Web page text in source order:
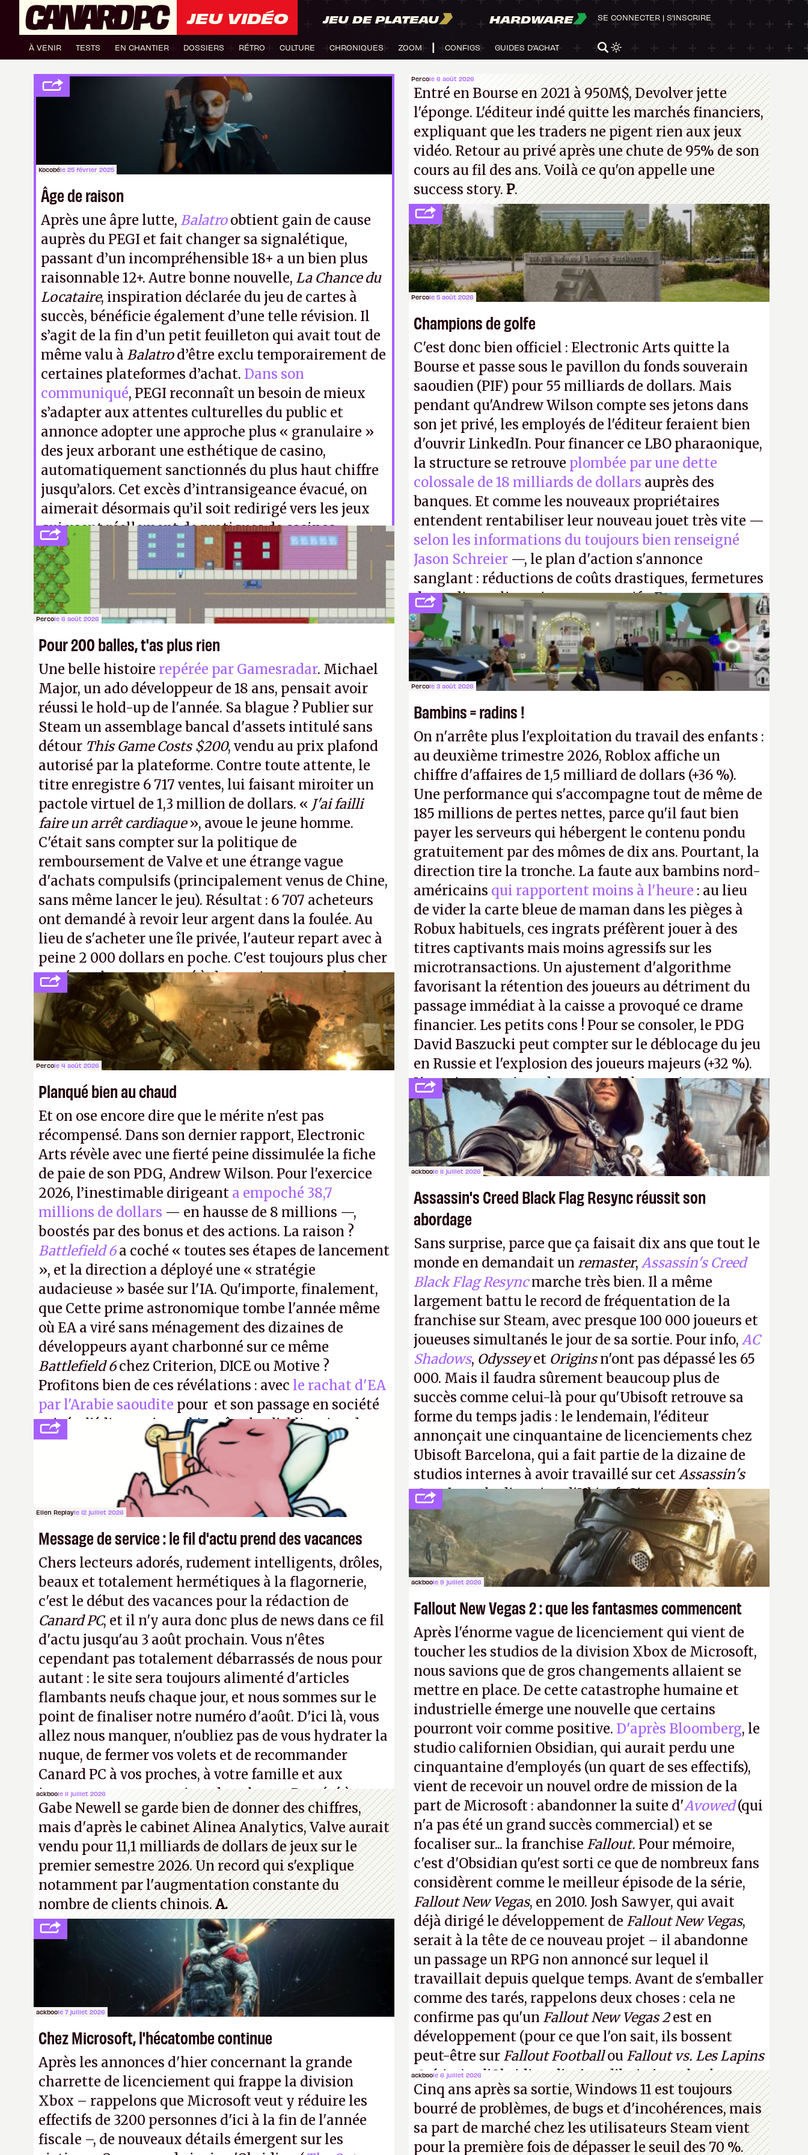
JEU VIDÉO JEU DE PLATEAU HARDWARE
À VENIR TESTS EN CHANTIER DOSSIERS RÉTRO CULTURE CHRONIQUES ZOOM CONFIGS GUIDES D'ACHAT
SE CONNECTER | S'INSCRIRE
Kocobéle 25 février 2025
Âge de raison
Après une âpre lutte, Balatroobtient gain de cause
auprès du PEGI et fait changer sa signalétique,
passant d’un incompréhensible 18+ a un bien plus
raisonnable 12+. Autre bonne nouvelle, La Chance du
Locataire, inspiration déclarée du jeu de cartes à
succès, bénéficie également d’une telle révision. Il
s’agit de la fin d’un petit feuilleton qui avait tout de
même valu à Balatrod’être exclu temporairement de
certaines plateformes d’achat. Dans son
communiqué, PEGI reconnaît un besoin de mieux
s’adapter aux attentes culturelles du public et
annonce adopter une approche plus « granulaire »
des jeux arborant une esthétique de casino,
automatiquement sanctionnés du plus haut chiffre
jusqu’alors. Cet excès d’intransigeance évacué, on
aimerait désormais qu’il soit redirigé vers les jeux
qui usent réellement de pratiques de casinos,
comme, à tout hasard, EA Sports FC (PEGI 3+).K.
Percole 6 août 2026
Entré en Bourse en 2021 à 950M$, Devolver jette
l'éponge. L'éditeur indé quitte les marchés financiers,
expliquant que les traders ne pigent rien aux jeux
vidéo. Retour au privé après une chute de 95% de son
cours au fil des ans. Voilà ce qu'on appelle une
success story.P.
Percole 6 août 2026
Pour 200 balles, t'as plus rien
Une belle histoire repérée par Gamesradar. Michael
Major, un ado développeur de 18 ans, pensait avoir
réussi le hold-up de l'année. Sa blague ? Publier sur
Steam un assemblage bancal d'assets intitulé sans
détour This Game Costs $200, vendu au prix plafond
autorisé par la plateforme. Contre toute attente, le
titre enregistre 6 717 ventes, lui faisant miroiter un
pactole virtuel de 1,3 million de dollars. « J'ai failli
faire un arrêt cardiaque», avoue le jeune homme.
C'était sans compter sur la politique de
remboursement de Valve et une étrange vague
d'achats compulsifs (principalement venus de Chine,
sans même lancer le jeu). Résultat : 6 707 acheteurs
ont demandé à revoir leur argent dans la foulée. Au
lieu de s'acheter une île privée, l'auteur repart avec à
peine 2 000 dollars en poche. C'est toujours plus cher
payé que le temps passé à dev, mais ça apprendra aux
petits malins qu'on ne braque pas Gabe Newell aussi
facilement.P.
Percole 5 août 2026
Champions de golfe
C'est donc bien officiel : Electronic Arts quitte la
Bourse et passe sous le pavillon du fonds souverain
saoudien (PIF) pour 55 milliards de dollars. Mais
pendant qu'Andrew Wilson compte ses jetons dans
son jet privé, les employés de l'éditeur feraient bien
d'ouvrir LinkedIn. Pour financer ce LBO pharaonique,
la structure se retrouve plombée par une dette
colossale de 18 milliards de dollars auprès des
banques. Et comme les nouveaux propriétaires
entendent rentabiliser leur nouveau jouet très vite —
selon les informations du toujours bien renseigné
Jason Schreier —, le plan d'action s'annonce
sanglant : réductions de coûts drastiques, fermetures
de studios et licenciements massifs. En gros, essorer
FCet Battlefield, puis virer le reste.P.
Percole 4 août 2026
Planqué bien au chaud
Et on ose encore dire que le mérite n'est pas
récompensé. Dans son dernier rapport, Electronic
Arts révèle avec une fierté peine dissimulée la fiche
de paie de son PDG, Andrew Wilson. Pour l'exercice
2026, l’inestimable dirigeant a empoché 38,7
millions de dollars — en hausse de 8 millions —,
boostés par des bonus et des actions. La raison ?
Battlefield 6a coché « toutes ses étapes de lancement
», et la direction a déployé une « stratégie
audacieuse » basée sur l'IA. Qu'importe, finalement,
que Cette prime astronomique tombe l'année même
où EA a viré sans ménagement des dizaines de
développeurs ayant charbonné sur ce même
Battlefield 6chez Criterion, DICE ou Motive ?
Profitons bien de ces révélations : avec le rachat d'EA
par l'Arabie saoudite pour et son passage en société
privée, l'éditeur n'aura bientôt plus l'obligation de
publier ses bilans. Encore une victoire pour la
Percole 3 août 2026
Bambins = radins !
On n'arrête plus l'exploitation du travail des enfants :
au deuxième trimestre 2026, Roblox affiche un
chiffre d'affaires de 1,5 milliard de dollars (+36 %).
Une performance qui s'accompagne tout de même de
185 millions de pertes nettes, parce qu'il faut bien
payer les serveurs qui hébergent le contenu pondu
gratuitement par des mômes de dix ans. Pourtant, la
direction tire la tronche. La faute aux bambins nord-
américains qui rapportent moins à l'heure : au lieu
de vider la carte bleue de maman dans les pièges à
Robux habituels, ces ingrats préfèrent jouer à des
titres captivants mais moins agressifs sur les
microtransactions. Un ajustement d'algorithme
favorisant la rétention des joueurs au détriment du
passage immédiat à la caisse a provoqué ce drame
financier. Les petits cons ! Pour se consoler, le PDG
David Baszucki peut compter sur le déblocage du jeu
en Russie et l'explosion des joueurs majeurs (+32 %).
L'avenir appartient donc aux adultes, qui ne sont
jamais que des enfants avec du pouvoir d'achat.P.
Ellen Replayle 12 juillet 2026
Message de service : le fil d'actu prend des vacances
Chers lecteurs adorés, rudement intelligents, drôles,
beaux et totalement hermétiques à la flagornerie,
c'est le début des vacances pour la rédaction de
Canard PC, et il n'y aura donc plus de news dans ce fil
d'actu jusqu'au 3 août prochain. Vous n'êtes
cependant pas totalement débarrassés de nous pour
autant : le site sera toujours alimenté d'articles
flambants neufs chaque jour, et nous sommes sur le
point de finaliser notre numéro d'août. D'ici là, vous
allez nous manquer, n'oubliez pas de vous hydrater la
nuque, de fermer vos volets et de recommander
Canard PC à vos proches, à votre famille et aux
inconnus que vous croisez dans la rue. Bon été à tous
! –ER.
ackboole 11 juillet 2026
Assassin's Creed Black Flag Resync réussit son
abordage
Sans surprise, parce que ça faisait dix ans que tout le
monde en demandait un remaster, Assassin's Creed
Black Flag Resyncmarche très bien. Il a même
largement battu le record de fréquentation de la
franchise sur Steam, avec presque 100 000 joueurs et
joueuses simultanés le jour de sa sortie. Pour info, AC
Shadows, Odysseyet Originsn'ont pas dépassé les 65
000. Mais il faudra sûrement beaucoup plus de
succès comme celui-là pour qu'Ubisoft retrouve sa
forme du temps jadis : le lendemain, l'éditeur
annonçait une cinquantaine de licenciements chez
Ubisoft Barcelona, qui a fait partie de la dizaine de
studios internes à avoir travaillé sur cetAssassin's
Creedsous la direction d'Ubisoft Singapour.A.
ackboole 11 juillet 2026
Gabe Newell se garde bien de donner des chiffres,
mais d'après le cabinet Alinea Analytics, Valve aurait
vendu pour 11,1 milliards de dollars de jeux sur le
premier semestre 2026. Un record qui s'explique
notamment par l'augmentation constante du
nombre de clients chinois.A.
ackboole 9 juillet 2026
Fallout New Vegas 2 : que les fantasmes commencent
Après l'énorme vague de licenciement qui vient de
toucher les studios de la division Xbox de Microsoft,
nous savions que de gros changements allaient se
mettre en place. De cette catastrophe humaine et
industrielle émerge une nouvelle que certains
pourront voir comme positive. D'après Bloomberg, le
studio californien Obsidian, qui aurait perdu une
cinquantaine d'employés (un quart de ses effectifs),
vient de recevoir un nouvel ordre de mission de la
part de Microsoft : abandonner la suite d'Avowed(qui
n'a pas été un grand succès commercial) et se
focaliser sur... la franchise Fallout. Pour mémoire,
c'est d'Obsidian qu'est sorti ce que de nombreux fans
considèrent comme le meilleur épisode de la série,
Fallout New Vegas, en 2010. Josh Sawyer, qui avait
déjà dirigé le développement de Fallout New Vegas,
serait à la tête de ce nouveau projet – il abandonne
un passage un RPG non annoncé sur lequel il
travaillait depuis quelque temps. Avant de s'emballer
comme des tarés, rappelons deux choses : cela ne
confirme pas qu'un Fallout New Vegas 2est en
développement (pour ce que l'on sait, ils bossent
peut-être sur Fallout Footballou Fallout vs. Les Lapins
Crétins)et l'Obsidian d'aujourd'hui n'est plus le
même studio qu'il y a 15 ans. Mais bon, OK, on peut
commencer à fantasmer.A.
ackboole 7 juillet 2026
Chez Microsoft, l'hécatombe continue
Après les annonces d'hier concernant la grande
charrette de licenciement qui frappe la division
Xbox – rappelons que Microsoft veut y réduire les
effectifs de 3200 personnes d'ici à la fin de l'année
fiscale –, de nouveaux détails émergent sur les
ackboole 6 juillet 2026
Cinq ans après sa sortie, Windows 11 est toujours
bourré de problèmes, de bugs et d'incohérences, mais
sa part de marché chez les utilisateurs Steam vient
pour la première fois de dépasser le seuil des 70 %.